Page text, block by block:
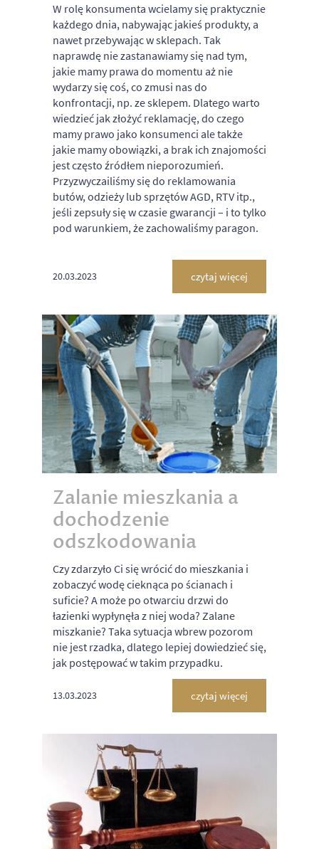
W rolę konsumenta wcielamy się praktycznie
każdego dnia, nabywając jakieś produkty, a
nawet przebywając w sklepach. Tak
naprawdę nie zastanawiamy się nad tym,
jakie mamy prawa do momentu aż nie
wydarzy się coś, co zmusi nas do
konfrontacji, np. ze sklepem. Dlatego warto
wiedzieć jak złożyć reklamację, do czego
mamy prawo jako konsumenci ale także
jakie mamy obowiązki, a brak ich znajomości
jest często źródłem nieporozumień.
Przyzwyczailiśmy się do reklamowania
butów, odzieży lub sprzętów AGD, RTV itp.,
jeśli zepsuły się w czasie gwarancji – i to tylko
pod warunkiem, że zachowaliśmy paragon.
20.03.2023 czytaj więcej
Zalanie mieszkania a
dochodzenie
odszkodowania
Czy zdarzyło Ci się wrócić do mieszkania i
zobaczyć wodę cieknąca po ścianach i
suficie? A może po otwarciu drzwi do
łazienki wypłynęła z niej woda? Zalane
miszkanie? Taka sytuacja wbrew pozorom
nie jest rzadka, dlatego lepiej dowiedzieć się,
jak postępować w takim przypadku.
13.03.2023 czytaj więcej